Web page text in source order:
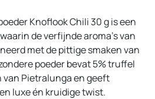
Knoflook Chili 30 g is een
de verfijnde aroma’s van
met de pittige smaken van
poeder bevat 5% truffel
Pietralunga en geeft
luxe én kruidige twist.